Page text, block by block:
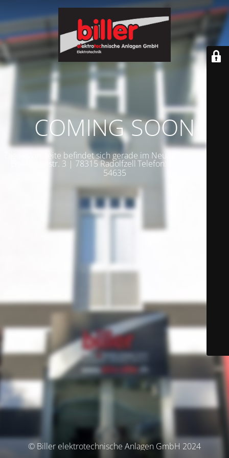
COMING SOON
Diese Webseite befindet sich gerade im Neuaufbau! Kontakt:
Eisenbahnstr. 3 | 78315 Radolfzell Telefon: +49 (0) 7732 -
54635
© Biller elektrotechnische Anlagen GmbH 2024